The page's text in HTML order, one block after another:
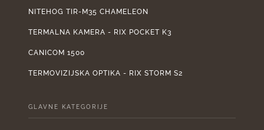
NITEHOG TIR-M35 CHAMELEON
TERMALNA KAMERA - RIX POCKET K3
CANICOM 1500
TERMOVIZIJSKA OPTIKA - RIX STORM S2
GLAVNE KATEGORIJE